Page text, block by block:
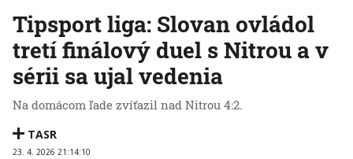
Tipsport liga: Slovan ovládol
tretí finálový duel s Nitrou a v
sérii sa ujal vedenia
Na domácom ľade zvíťazil nad Nitrou 4:2.
TASR
23. 4. 2026 21:14:10